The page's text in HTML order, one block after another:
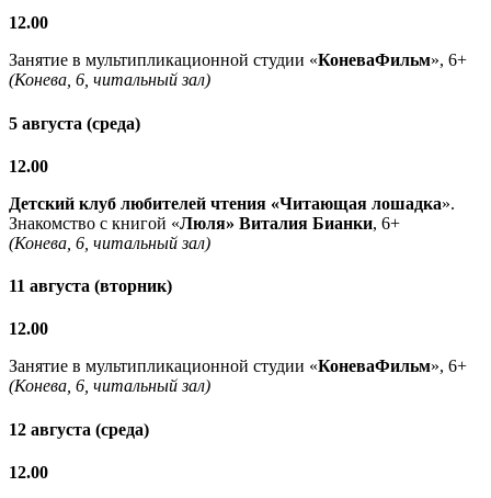
12.00
Занятие в мультипликационной студии «КоневаФильм», 6+
(Конева, 6, читальный зал)
5 августа (среда)
12.00
Детский клуб любителей чтения «Читающая лошадка».
Знакомство с книгой «Люля» Виталия Бианки, 6+
(Конева, 6, читальный зал)
11 августа (вторник)
12.00
Занятие в мультипликационной студии «КоневаФильм», 6+
(Конева, 6, читальный зал)
12 августа (среда)
12.00